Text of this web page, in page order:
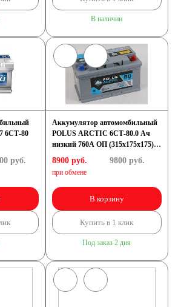
В наличии
6СТ-80
руб.
Аккумулятор автомомбильный
POLUS ARCTIC 6СТ-80.0 Ач
низкий 760А ОП (315х175х175)
Lb4
8900 руб.
при обмене
9800 руб.
В корзину
Купить в 1 клик
Под заказ 2 дня